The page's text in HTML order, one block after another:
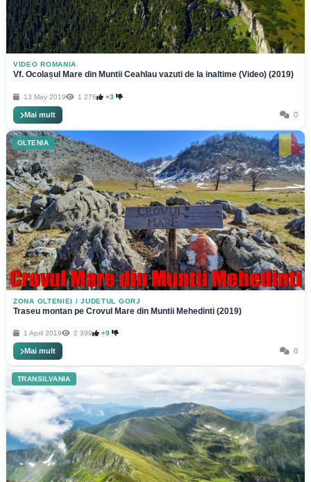
VIDEO ROMANIA
Vf. Ocolașul Mare din Muntii Ceahlau vazuti de la inaltime (Video) (2019)
13 May 2019 1 276 +3
Mai mult 0
OLTENIA
ZONA OLTENIEI /JUDETUL GORJ
Traseu montan pe Crovul Mare din Muntii Mehedinti (2019)
1 April 2019 2 399 +9
Mai mult 0
TRANSILVANIA